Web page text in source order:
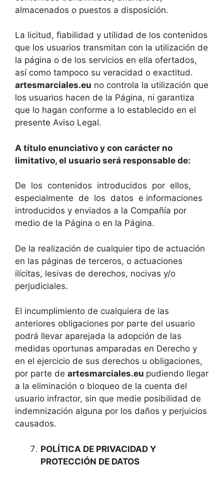
almacenados o puestos a disposición.
La licitud, fiabilidad y utilidad de los contenidos
que los usuarios transmitan con la utilización de
la página o de los servicios en ella ofertados,
así como tampoco su veracidad o exactitud.
artesmarciales.eu no controla la utilización que
los usuarios hacen de la Página, ni garantiza
que lo hagan conforme a lo establecido en el
presente Aviso Legal.
A título enunciativo y con carácter no
limitativo, el usuario será responsable de:
De los contenidos introducidos por ellos,
especialmente de los datos e informaciones
introducidos y enviados a la Compañía por
medio de la Página o en la Página.
De la realización de cualquier tipo de actuación
en las páginas de terceros, o actuaciones
ilícitas, lesivas de derechos, nocivas y/o
perjudiciales.
El incumplimiento de cualquiera de las
anteriores obligaciones por parte del usuario
podrá llevar aparejada la adopción de las
medidas oportunas amparadas en Derecho y
en el ejercicio de sus derechos u obligaciones,
por parte de artesmarciales.eu pudiendo llegar
a la eliminación o bloqueo de la cuenta del
usuario infractor, sin que medie posibilidad de
indemnización alguna por los daños y perjuicios
causados.
POLÍTICA DE PRIVACIDAD Y
PROTECCIÓN DE DATOS